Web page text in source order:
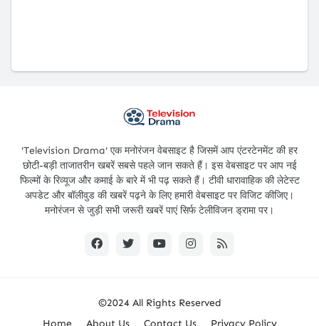
'Television Drama' एक मनोरंजन वेबसाइट है जिसमें आप एंटरटेनमेंट की हर
छोटी-बड़ी ताजातरीन खबरें सबसे पहले जान सकते हैं। इस वेबसाइट पर आप नई
फिल्मों के रिव्यूज और कमाई के बारे में भी पढ़ सकते हैं। टीवी धारावाहिक की लेटेस्ट
अपडेट और बॉलीवुड की खबरें पढ़ने के लिए हमारी वेबसाइट पर विजिट कीजिए।
मनोरंजन से जुड़ी सभी जरूरी खबरें पाएं सिर्फ टेलीविजन ड्रामा पर।
©2024 All Rights Reserved
Home
About Us Contact Us Privacy Policy